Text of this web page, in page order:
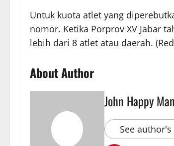
Untuk kuota atlet yang
nomor. Ketika Porprov XV Jabar
lebih dari 8 atlet atau daerah.
About Author
John Happy
See